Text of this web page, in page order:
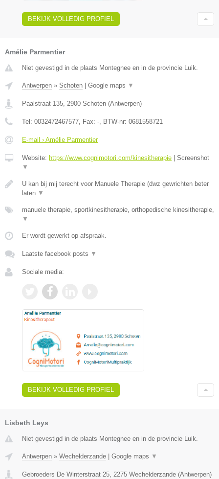
BEKIJK VOLLEDIG PROFIEL
Amélie Parmentier
Niet gevestigd in de plaats Montegnee en in de provincie Luik.
Antwerpen » Schoten Google maps ▼
Paalstraat 135, 2900 Schoten (Antwerpen)
Tel: 0032472467577, Fax: -, BTW-nr: 0681558721
E-mail › Amélie Parmentier
Website: https://www.cognimotori.com/kinesitherapie
Screenshot
▼
U kan bij mij terecht voor Manuele Therapie (dwz gewrichten beter
laten ▼
manuele therapie, sportkinesitherapie, orthopedische kinesitherapie,
▼
Er wordt gewerkt op afspraak.
Laatste facebook posts ▼
Sociale media:
BEKIJK VOLLEDIG PROFIEL
Lisbeth Leys
Niet gevestigd in de plaats Montegnee en in de provincie Luik.
Antwerpen » Wechelderzande Google maps ▼
Gebroeders De Winterstraat 25, 2275 Wechelderzande (Antwerpen)